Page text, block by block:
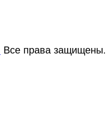
Все права защищены.